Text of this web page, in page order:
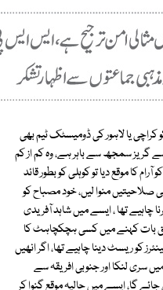
یا لاہور کی ڈومیسٹک ٹیم بھی
گریز سمجھ سے باہر ہے، وہ کم از کم
کا موقع دیا تو کوہلی کو بطور قائد
صلاحیتیں منوا لیں، خود مصباح کو
چاہیے تھا ، ایسے میں شاہد آفریدی
بات کہنے میں کسی ہچکچاہٹ کا
کو ریسٹ دینا چاہیے تھا، اگر انھیں
سری لنکا اور جنوبی افریقہ سے
جائے گا، ایسے میں حالیہ موقع گنوا کر